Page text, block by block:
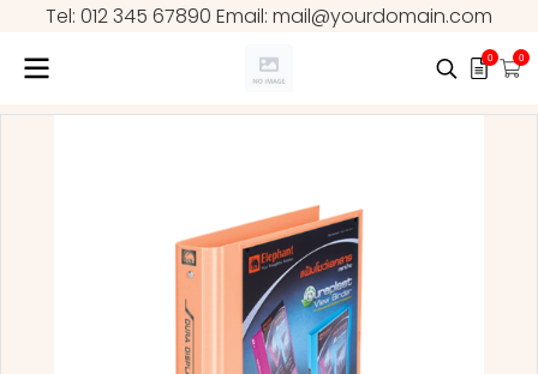
Tel: 012 345 67890 Email: mail@yourdomain.com
0 0